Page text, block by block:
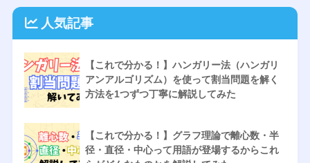
人気記事
【これで分かる！】ハンガリー法（ハンガリ
アンアルゴリズム）を使って割当問題を解く
方法を1つずつ丁寧に解説してみた
【これで分かる！】グラフ理論で離心数・半
径・直径・中心って用語が登場するからこれ